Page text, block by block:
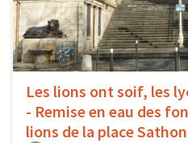
Les lions ont soif, les
- Remise en eau des
lions de la place